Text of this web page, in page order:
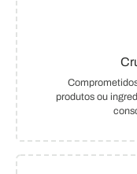
produtos ou